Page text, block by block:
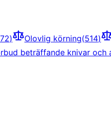
) Olovlig körning(514)
beträffande knivar och